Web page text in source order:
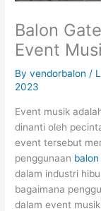
Balon
Event
Byvendorbalon /
2023
Event musik
dinanti oleh
event tersebut
penggunaan
dalam industri
bagaimana
dalam event